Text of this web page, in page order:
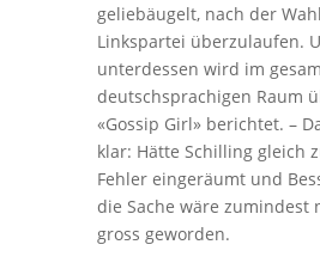
geliebäugelt, nach der
Linkspartei überzulaufen.
unterdessen wird im
deutschsprachigen Raum
«Gossip Girl» berichtet. –
klar: Hätte Schilling gleich
Fehler eingeräumt und
die Sache wäre zumindest
gross geworden.